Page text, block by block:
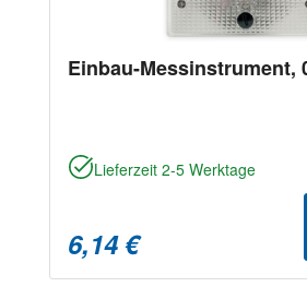
Einbau-Messinstrument,
Lieferzeit 2-5 Werktage
6,14 €